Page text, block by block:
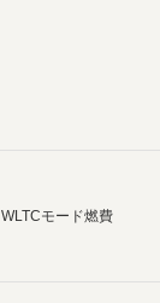
WLTCモード燃費